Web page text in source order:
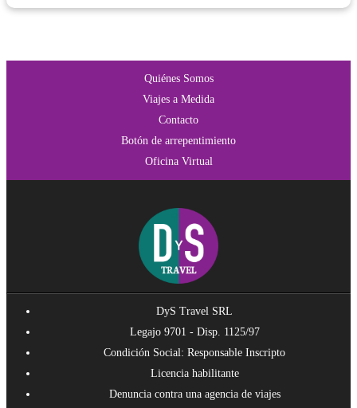
Quiénes Somos
Viajes a Medida
Contacto
Botón de arrepentimiento
Oficina Virtual
DyS Travel SRL
Legajo 9701 - Disp. 1125/97
Condición Social: Responsable Inscripto
Licencia habilitante
Denuncia contra una agencia de viajes